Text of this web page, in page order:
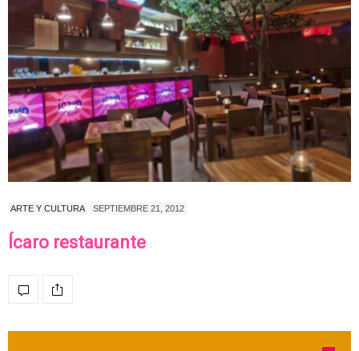
ARTE Y CULTURA SEPTIEMBRE 21, 2012
Ícaro restaurante